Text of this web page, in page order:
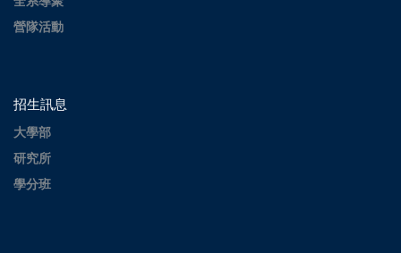
營隊活動
招生訊息
大學部
研究所
學分班